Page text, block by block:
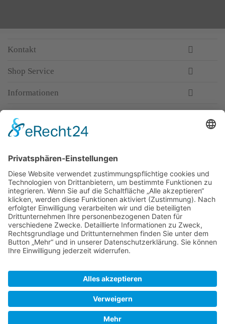
Kontakt
Shop Service
Informationen
Top-Anbieter
Spitzenqualität
Kompetente Beratung
Partner
* Alle Preise inkl. gesetzl. Mehrwertsteuer, inkl. Versandkosten
Warum WACCEX?
Allgemeine Geschäftsbedingungen und Kundeninformationen
Impressum